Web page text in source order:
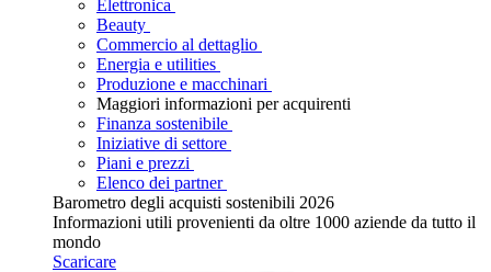
Elettronica
Beauty
Commercio al dettaglio
Energia e utilities
Produzione e macchinari
Maggiori informazioni per acquirenti
Finanza sostenibile
Iniziative di settore
Piani e prezzi
Elenco dei partner
Barometro degli acquisti sostenibili 2026
Informazioni utili provenienti da oltre 1000 aziende da tutto il
mondo
Scaricare